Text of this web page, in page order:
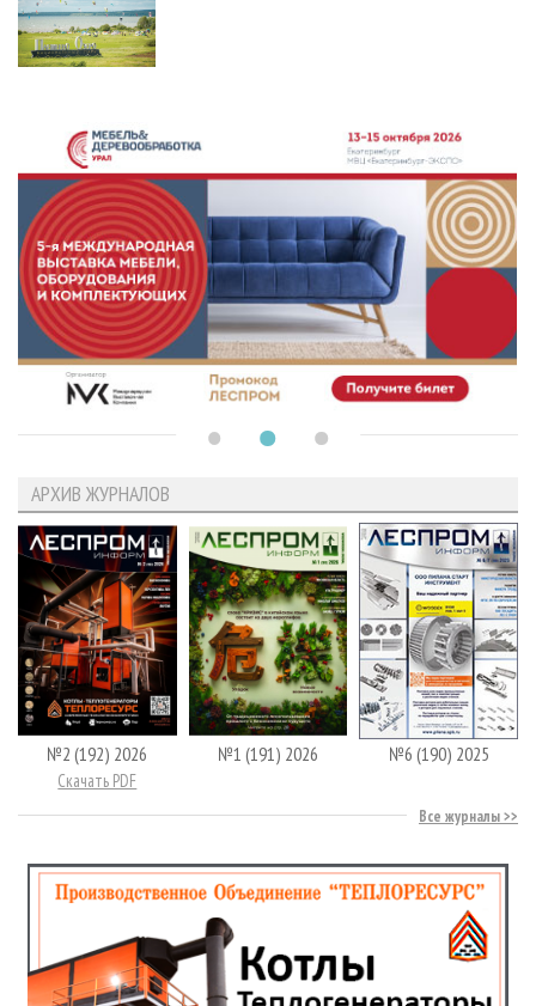
АРХИВ ЖУРНАЛОВ
№2 (192) 2026
Скачать PDF
№1 (191) 2026 №6 (190) 2025
Все журналы